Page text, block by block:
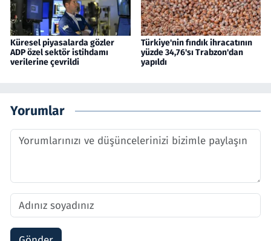
Küresel piyasalarda gözler
ADP özel sektör istihdamı
verilerine çevrildi
Türkiye'nin fındık ihracatının
yüzde 34,76'sı Trabzon'dan
yapıldı
Yorumlar